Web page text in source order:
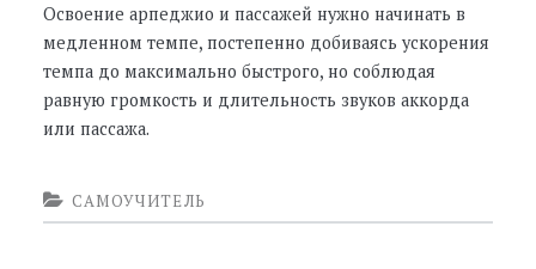
Освоение арпеджио и пассажей нужно начинать в
медленном темпе, постепенно добиваясь ускорения
темпа до максимально быстрого, но соблюдая
равную громкость и длительность звуков аккорда
или пассажа.
САМОУЧИТЕЛЬ